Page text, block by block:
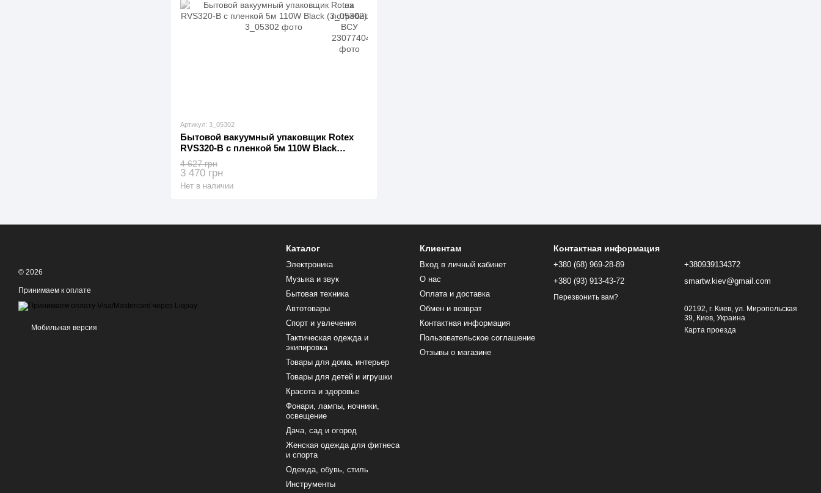
Артикул: 3_05302
Бытовой вакуумный упаковщик Rotex
RVS320-B с пленкой 5м 110W Black
(3_05302)
4 627 грн
3 470 грн
Нет в наличии
© 2026
Принимаем к оплате
Мобильная версия
Каталог
Электроника
Музыка и звук
Бытовая техника
Автотовары
Спорт и увлечения
Тактическая одежда и
экипировка
Товары для дома, интерьер
Товары для детей и игрушки
Красота и здоровье
Фонари, лампы, ночники,
освещение
Дача, сад и огород
Женская одежда для фитнеса
и спорта
Одежда, обувь, стиль
Инструменты
Клиентам
Вход в личный кабинет
О нас
Оплата и доставка
Обмен и возврат
Контактная информация
Пользовательское соглашение
Отзывы о магазине
Контактная информация
+380 (68) 969-28-89
+380 (93) 913-43-72
Перезвонить вам?
+380939134372
smartw.kiev@gmail.com
02192, г. Киев, ул. Миропольская
39, Киев, Украина
Карта проезда